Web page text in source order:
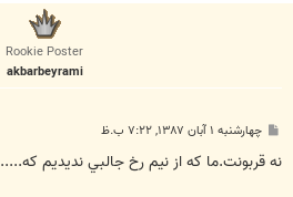
Rookie Poster
akbarbeyrami
س
ت
چهارشنبه ۱ آبان ۱۳۸۷, ۷:۲۲ ب.ظ
نه قربونت.ما که از نيم رخ جالبي نديديم که.....